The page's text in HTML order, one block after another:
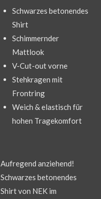
Schwarzes betonendes
Shirt
Schimmernder
Mattlook
V-Cut-out vorne
Stehkragen mit
Frontring
Weich & elastisch für
hohen Tragekomfort
Aufregend anziehend!
Schwarzes betonendes
Shirt von NEK im